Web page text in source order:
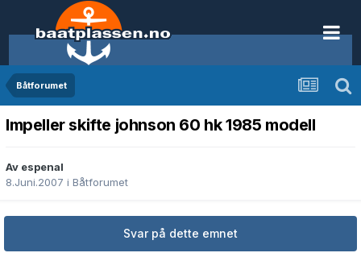
Båtforumet
Impeller skifte johnson 60 hk 1985 modell
Av espenal
8.Juni.2007 i Båtforumet
Svar på dette emnet